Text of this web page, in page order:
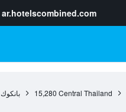
ar.hotelscombined.com
Central Thailand
15,280 بانكوك